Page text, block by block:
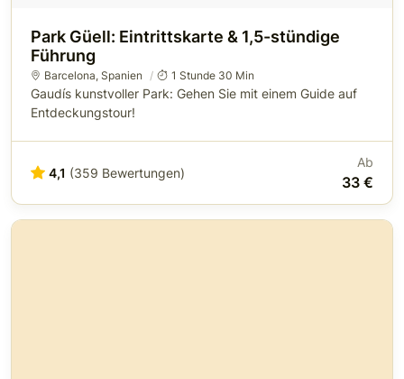
Park Güell: Eintrittskarte & 1,5-stündige
Führung
Barcelona, Spanien 1 Stunde 30 Min
Gaudís kunstvoller Park: Gehen Sie mit einem Guide auf
Entdeckungstour!
4,1 (359 Bewertungen)
Ab
33 €